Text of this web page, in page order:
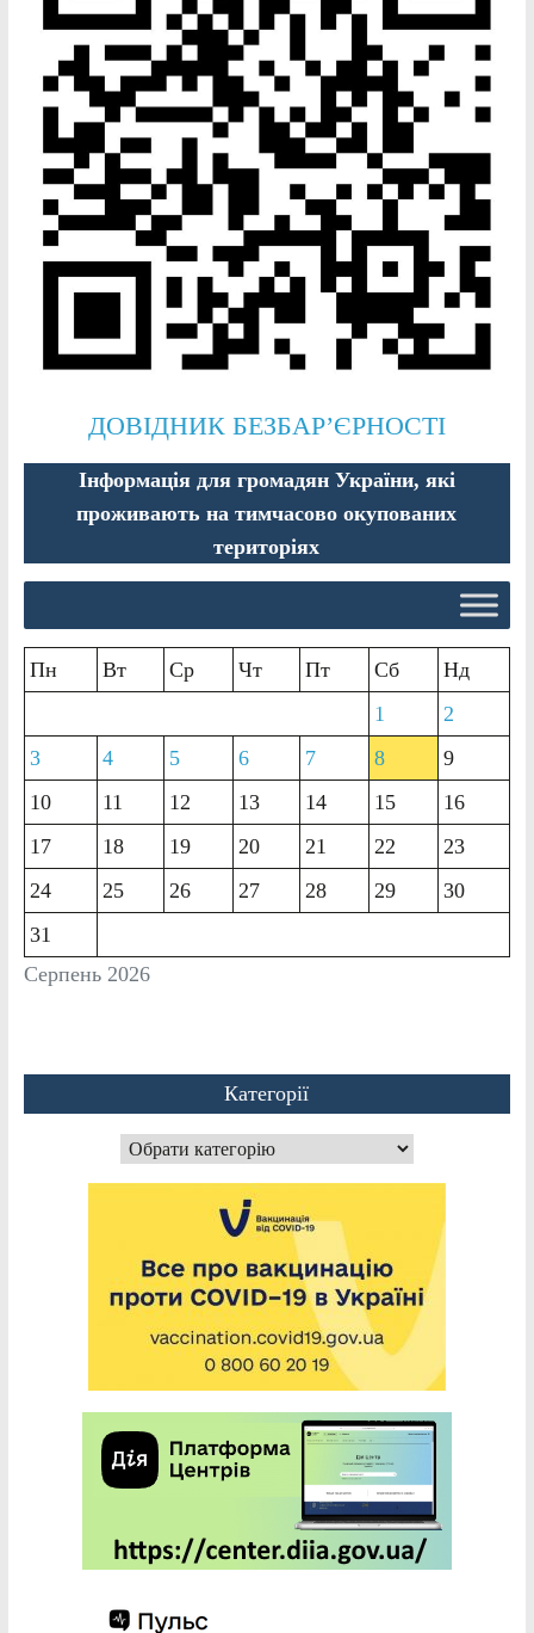
ДОВІДНИК БЕЗБАР’ЄРНОСТІ
Інформація для громадян України, які
проживають на тимчасово окупованих
територіях
Серпень 2026
Пн Вт Ср Чт Пт Сб
Нд
1
2
3
4 5 6 7 8
9
10
11 12 13 14 15
16
17
18 19 20 21 22
23
24
25 26 27 28 29
30
31
Категорії
Категорії